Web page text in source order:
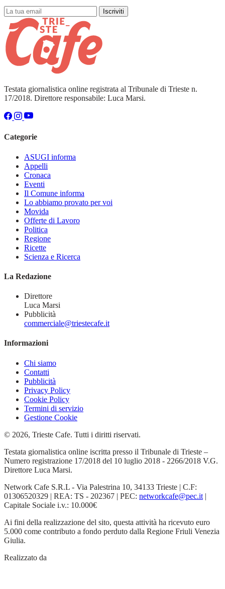
Iscriviti
Testata giornalistica online registrata al Tribunale di Trieste n.
17/2018. Direttore responsabile: Luca Marsi.
Categorie
ASUGI informa
Appelli
Cronaca
Eventi
Il Comune informa
Lo abbiamo provato per voi
Movida
Offerte di Lavoro
Politica
Regione
Ricette
Scienza e Ricerca
La Redazione
Direttore
Luca Marsi
Pubblicità
commerciale@triestecafe.it
Informazioni
Chi siamo
Contatti
Pubblicità
Privacy Policy
Cookie Policy
Termini di servizio
Gestione Cookie
© 2026, Trieste Cafe. Tutti i diritti riservati.
Testata giornalistica online iscritta presso il Tribunale di Trieste –
Numero registrazione 17/2018 del 10 luglio 2018 - 2266/2018 V.G.
Direttore Luca Marsi.
Network Cafe S.R.L - Via Palestrina 10, 34133 Trieste | C.F:
01306520329 | REA: TS - 202367 | PEC: networkcafe@pec.it |
Capitale Sociale i.v.: 10.000€
Ai fini della realizzazione del sito, questa attività ha ricevuto euro
5.000 come contributo a fondo perduto dalla Regione Friuli Venezia
Giulia.
Realizzato da